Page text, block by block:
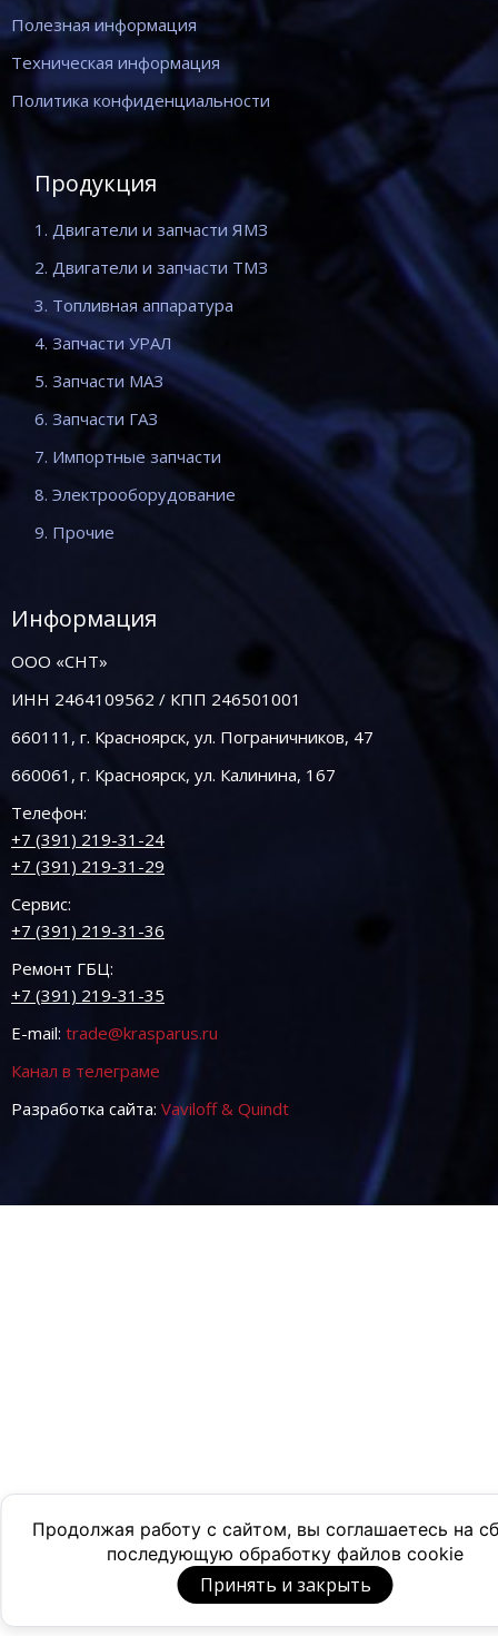
Продолжая работу с сайтом, вы соглашаетесь на
последующую обработку файлов cookie
Принять и закрыть
Полезная информация
Техническая информация
Политика конфиденциальности
Продукция
1. Двигатели и запчасти ЯМЗ
2. Двигатели и запчасти ТМЗ
3. Топливная аппаратура
4. Запчасти УРАЛ
5. Запчасти МАЗ
6. Запчасти ГАЗ
7. Импортные запчасти
8. Электрооборудование
9. Прочие
Информация
ООО «СНТ»
ИНН 2464109562 / КПП 246501001
660111, г. Красноярск, ул. Пограничников, 47
660061, г. Красноярск, ул. Калинина, 167
Телефон:
+7 (391) 219-31-24
+7 (391) 219-31-29
Сервис:
+7 (391) 219-31-36
Ремонт ГБЦ:
+7 (391) 219-31-35
E-mail: trade@krasparus.ru
Канал в телеграме
Разработка сайта: Vaviloff & Quindt